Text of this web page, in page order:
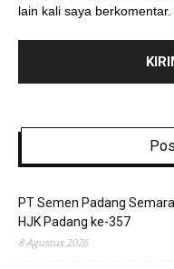
lain kali saya berkomentar.
PT Semen Padang
HJK Padang ke-357
8 Agustus 2026